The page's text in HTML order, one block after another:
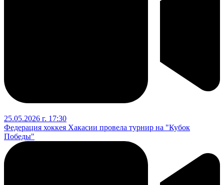
25.05.2026 г. 17:30
Федерация хоккея Хакасии провела турнир на "Кубок
Победы"